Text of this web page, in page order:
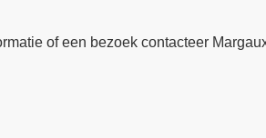
of een bezoek contacteer